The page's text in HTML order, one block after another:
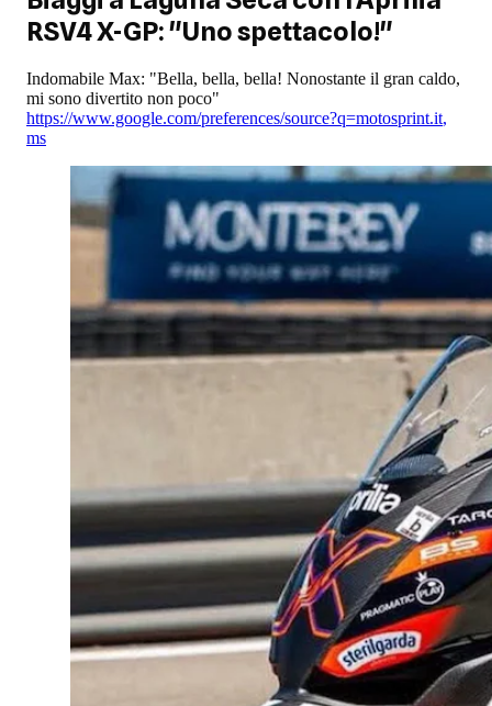
RSV4 X-GP: "Uno spettacolo!"
Indomabile Max: "Bella, bella, bella! Nonostante il gran caldo,
mi sono divertito non poco"
https://www.google.com/preferences/source?q=motosprint.it,
ms